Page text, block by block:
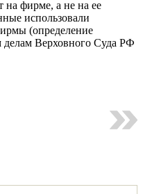
на фирме, а не на ее
использовали
(определение
Верховного Суда РФ